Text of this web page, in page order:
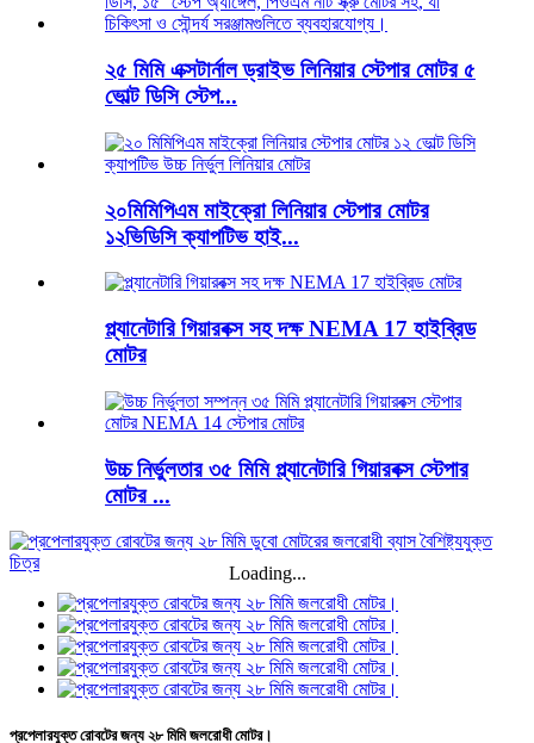
২৫ মিমি এক্সটার্নাল ড্রাইভ লিনিয়ার স্টেপার মোটর ৫
ভোল্ট ডিসি স্টেপ...
২০মিমিপিএম মাইক্রো লিনিয়ার স্টেপার মোটর
১২ভিডিসি ক্যাপটিভ হাই...
প্ল্যানেটারি গিয়ারবক্স সহ দক্ষ NEMA 17 হাইব্রিড
মোটর
উচ্চ নির্ভুলতার ৩৫ মিমি প্ল্যানেটারি গিয়ারবক্স স্টেপার
মোটর ...
Loading...
প্রপেলারযুক্ত রোবটের জন্য ২৮ মিমি জলরোধী মোটর।